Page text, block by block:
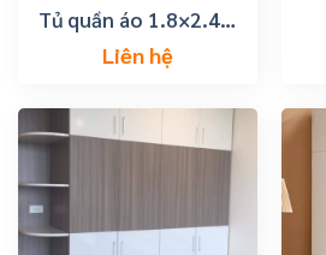
Tủ quần áo 1.8×2.4m
gỗ công nghiệp
Liên hệ